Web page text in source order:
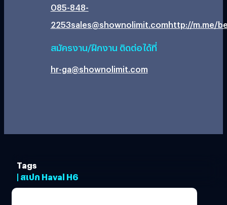
085-848-
2253sales@shownolimit.comhttp://m.me/
สมัครงาน/ฝึกงาน ติดต่อได้ที่
hr-ga@shownolimit.com
Tags
| สเปก Haval H6